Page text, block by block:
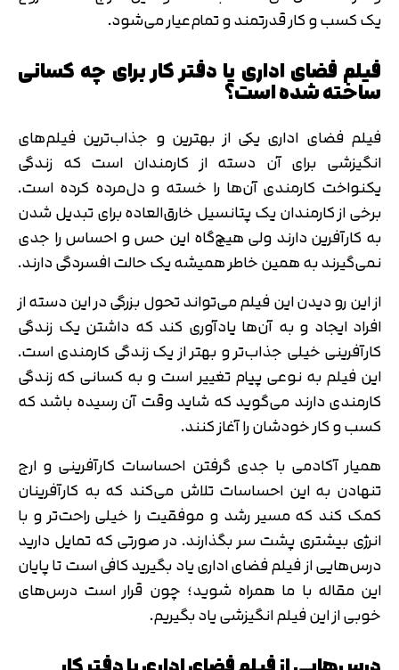
یک کسب و کار قدرتمند و تمام‌عیار می‌شود.
فیلم فضای اداری یا دفتر کار برای چه کسانی
ساخته شده است؟
فیلم فضای اداری یکی از بهترین و جذاب‌ترین فیلم‌های
انگیزشی برای آن دسته از کارمندان است که زندگی
یکنواخت کارمندی آن‌ها را خسته و دل‌مرده کرده است.
برخی از کارمندان یک پتانسیل خارق‌العاده برای تبدیل شدن
به کارآفرین دارند ولی هیچ‌گاه این حس و احساس را جدی
نمی‌گیرند به همین خاطر همیشه یک حالت افسردگی دارند.
از این رو دیدن این فیلم می‌تواند تحول بزرگی در این دسته از
افراد ایجاد و به آن‌ها یادآوری کند که داشتن یک زندگی
کارآفرینی خیلی جذاب‌تر و بهتر از یک زندگی کارمندی است.
این فیلم به نوعی پیام تغییر است و به کسانی که زندگی
کارمندی دارند می‌گوید که شاید وقت آن رسیده باشد که
کسب و کار خودشان را آغاز کنند.
همیار آکادمی با جدی گرفتن احساسات کارآفرینی و ارج
تنهادن به این احساسات تلاش می‌کند که به کارآفرینان
کمک کند که مسیر رشد و موفقیت را خیلی راحت‌تر و با
انرژی بیشتری پشت سر بگذارند. در صورتی که تمایل دارید
درس‌هایی از فیلم فضای اداری یاد بگیرید کافی است تا پایان
این مقاله با ما همراه شوید؛ چون قرار است درس‌های
خوبی از این فیلم انگیزشی یاد بگیریم.